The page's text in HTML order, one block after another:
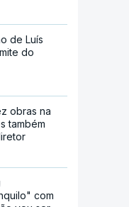
de Luís
do
obras na
também
com